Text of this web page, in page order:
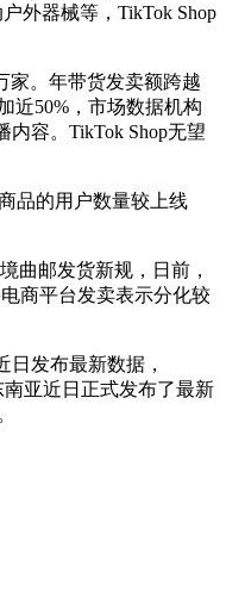
外器械等，TikTok Shop
。年带货发卖额跨越
近50%，市场数据机构
容。TikTok Shop无望
品的用户数量较上线
曲邮发货新规，日前，
商平台发卖表示分化较
发布最新数据，
南亚近日正式发布了最新